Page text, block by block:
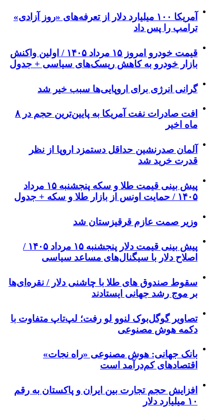
آمریکا ۱۰۰ میلیارد دلار از تعرفه‌های «روز آزادی»
ترامپ را پس داد
قیمت خودرو امروز ۱۵ مرداد ۱۴۰۵ / اولین واکنش
بازار خودرو به کاهش ریسک‌های سیاسی + جدول
گرانی انرژی برای اروپایی‌ها سبب خیر شد
افت صادرات نفت آمریکا به پایین‌ترین حجم در ۸
ماه اخیر
آلمان صدرنشین حداقل دستمزد اروپا از نظر
قدرت خرید شد
پیش‌ بینی قیمت طلا و سکه پنجشنبه ۱۵ مرداد
۱۴۰۵ / حمایت اونس از بازار طلا و سکه + جدول
وزیر صمت عازم قرقیزستان شد
پیش ‌بینی قیمت دلار پنجشنبه ۱۵ مرداد ۱۴۰۵ /
اصلاح دلار با سیگنال‌های مساعد سیاسی
سقوط صندوق های طلا با چاشنی دلار / نقره‌ای‌ها
بر موج رشد جهانی ایستادند
تصاویر گوگل‌بوک لنوو لو رفت؛ لپ‌تاپ متفاوت با
دکمه هوش مصنوعی
بانک جهانی: هوش مصنوعی «راه نجات»
اقتصادهای کم‌درآمد است
افزایش حجم تجارت بین ایران و پاکستان به رقم
۱۰ میلیارد دلار